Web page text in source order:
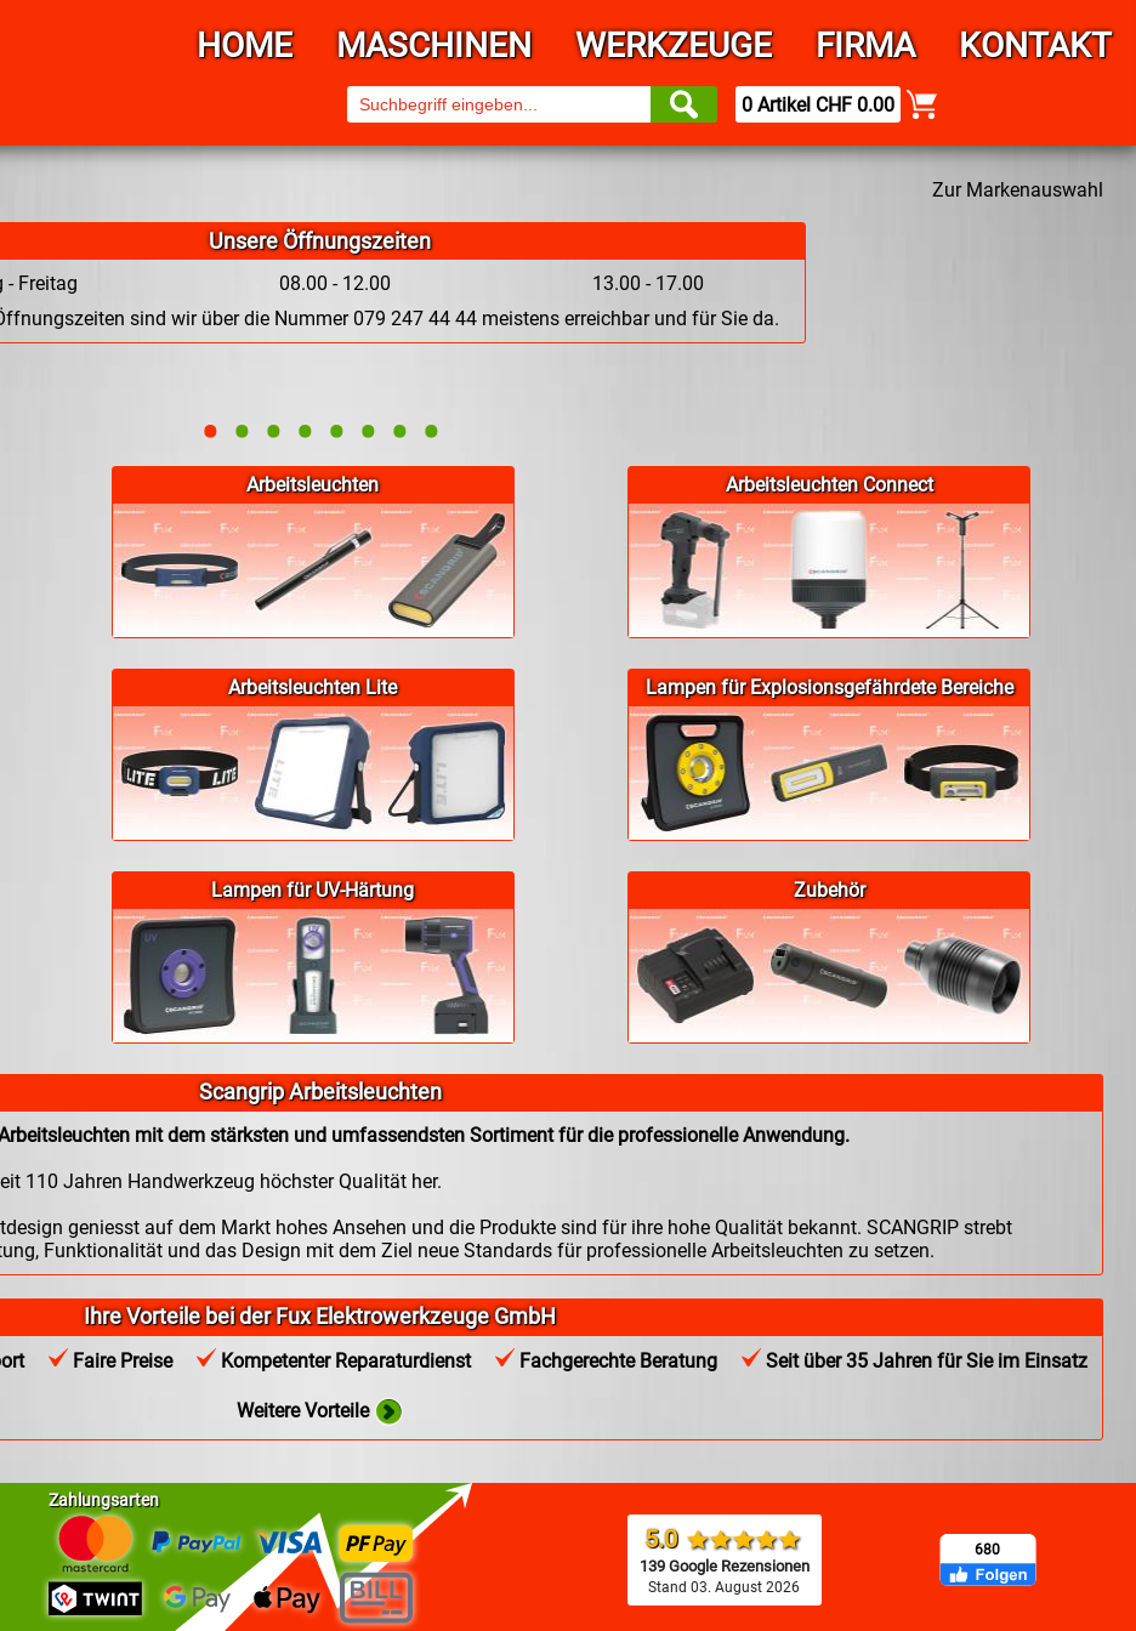
HOME MASCHINEN WERKZEUGE FIRMA KONTAKT
0 Artikel CHF 0.00
Zur Markenauswahl
Unsere Öffnungszeiten
- Freitag 08.00 - 12.00
13.00 - 17.00
sind wir über die Nummer 079 247 44 44 meistens erreichbar und für Sie da.
• • • • • • • •
Arbeitsleuchten Arbeitsleuchten Connect
Arbeitsleuchten Lite Lampen für Explosionsgefährdete Bereiche
Lampen für UV-Härtung Zubehör
Scangrip Arbeitsleuchten
mit dem stärksten und umfassendsten Sortiment für die professionelle Anwendung.
110 Jahren Handwerkzeug höchster Qualität her.
geniesst auf dem Markt hohes Ansehen und die Produkte sind für ihre hohe Qualität bekannt. SCANGRIP strebt
Funktionalität und das Design mit dem Ziel neue Standards für professionelle Arbeitsleuchten zu setzen.
Ihre Vorteile bei der Fux Elektrowerkzeuge GmbH
Faire Preise Kompetenter Reparaturdienst Fachgerechte Beratung Seit über 35 Jahren für Sie im Einsatz
Weitere Vorteile
Zahlungsarten
5.0
139 Google Rezensionen
Stand 03. August 2026
680